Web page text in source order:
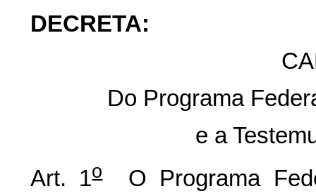
DECRETA:
Do Programa
e a
Art. 1oO Programa